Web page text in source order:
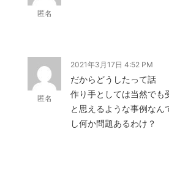
匿名
匿名
2021年3月17日 4:52 PM
だからどうしたって話
作り手としては当然でも
と思えるような事例なん
し何か問題あるわけ？